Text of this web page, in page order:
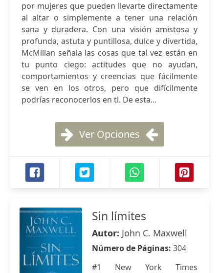
por mujeres que pueden llevarte directamente
al altar o simplemente a tener una relación
sana y duradera. Con una visión amistosa y
profunda, astuta y puntillosa, dulce y divertida,
McMillan señala las cosas que tal vez están en
tu punto ciego: actitudes que no ayudan,
comportamientos y creencias que fácilmente
se ven en los otros, pero que difícilmente
podrías reconocerlos en ti. De esta...
Ver Opciones
Sin límites
Autor: John C. Maxwell
Número de Páginas: 304
#1 New York Times